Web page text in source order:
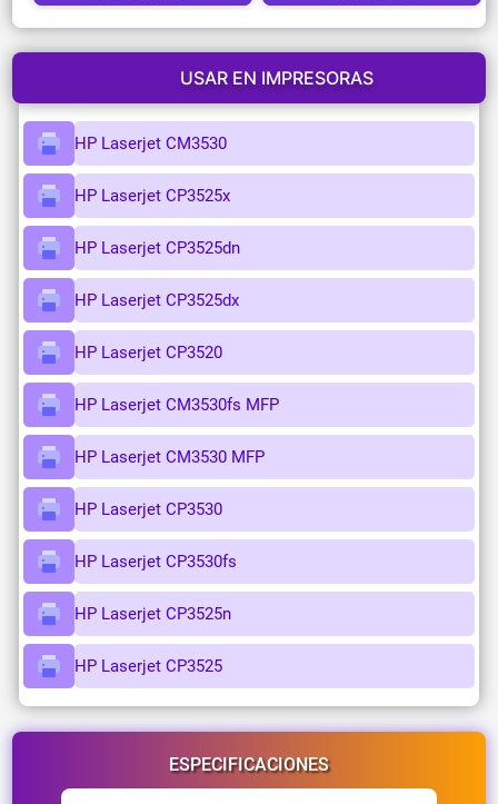
USAR EN IMPRESORAS
HP Laserjet CM3530
HP Laserjet CP3525x
HP Laserjet CP3525dn
HP Laserjet CP3525dx
HP Laserjet CP3520
HP Laserjet CM3530fs MFP
HP Laserjet CM3530 MFP
HP Laserjet CP3530
HP Laserjet CP3530fs
HP Laserjet CP3525n
HP Laserjet CP3525
ESPECIFICACIONES